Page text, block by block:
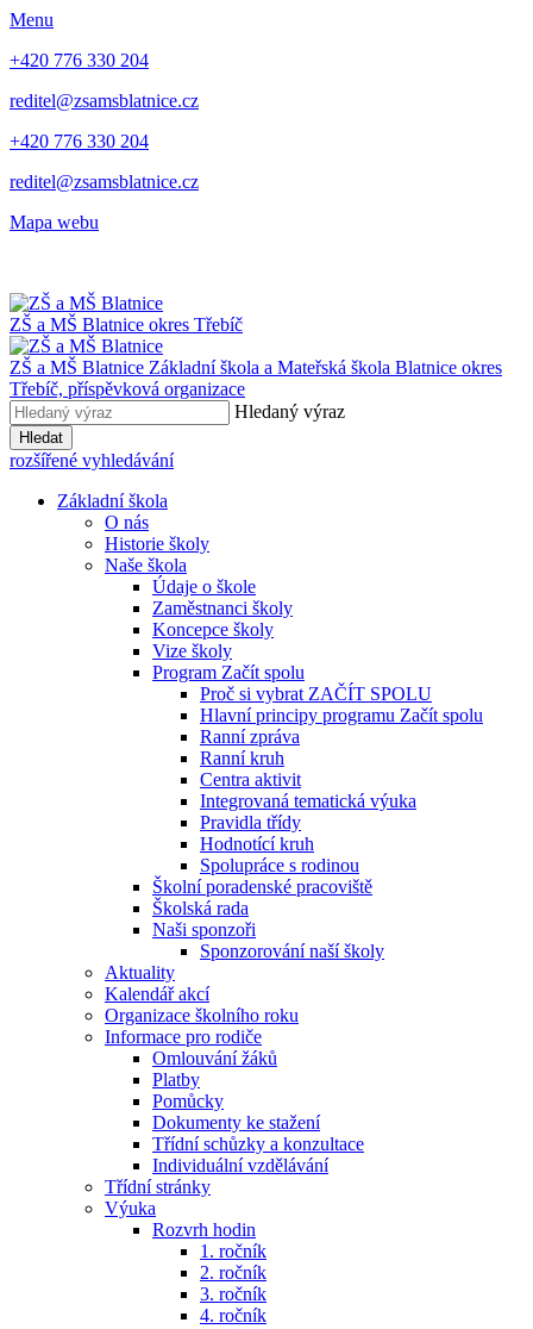
Menu
+420 776 330 204
reditel@zsamsblatnice.cz
+420 776 330 204
reditel@zsamsblatnice.cz
Mapa webu
ZŠ a MŠ Blatnice okres Třebíč
ZŠ a MŠ Blatnice Základní škola a Mateřská škola Blatnice okres
Třebíč, příspěvková organizace
Hledaný výraz
Hledat
rozšířené vyhledávání
Základní škola
O nás
Historie školy
Naše škola
Údaje o škole
Zaměstnanci školy
Koncepce školy
Vize školy
Program Začít spolu
Proč si vybrat ZAČÍT SPOLU
Hlavní principy programu Začít spolu
Ranní zpráva
Ranní kruh
Centra aktivit
Integrovaná tematická výuka
Pravidla třídy
Hodnotící kruh
Spolupráce s rodinou
Školní poradenské pracoviště
Školská rada
Naši sponzoři
Sponzorování naší školy
Aktuality
Kalendář akcí
Organizace školního roku
Informace pro rodiče
Omlouvání žáků
Platby
Pomůcky
Dokumenty ke stažení
Třídní schůzky a konzultace
Individuální vzdělávání
Třídní stránky
Výuka
Rozvrh hodin
1. ročník
2. ročník
3. ročník
4. ročník